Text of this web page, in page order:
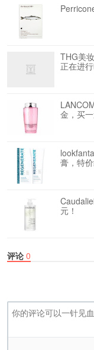
THG美
正在进
金，买
膏，特
元！
评论 0